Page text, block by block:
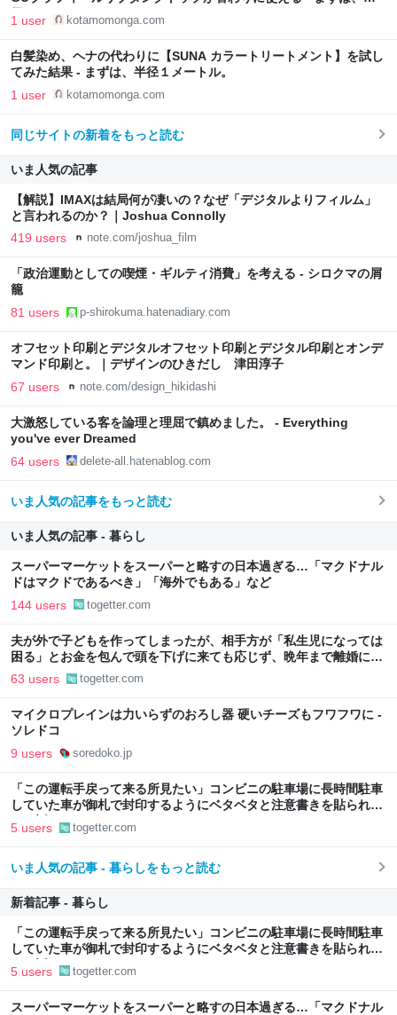
径１メートル。
1 user kotamomonga.com
白髪染め、ヘナの代わりに【SUNA カラートリートメント】を試し
てみた結果 - まずは、半径１メートル。
1 user kotamomonga.com
同じサイトの新着をもっと読む
いま人気の記事
【解説】IMAXは結局何が凄いの？なぜ「デジタルよりフィルム」
と言われるのか？｜Joshua Connolly
419 users note.com/joshua_film
「政治運動としての喫煙・ギルティ消費」を考える - シロクマの屑
籠
81 users p-shirokuma.hatenadiary.com
オフセット印刷とデジタルオフセット印刷とデジタル印刷とオンデ
マンド印刷と。｜デザインのひきだし 津田淳子
67 users note.com/design_hikidashi
大激怒している客を論理と理屈で鎮めました。 - Everything
you've ever Dreamed
64 users delete-all.hatenablog.com
いま人気の記事をもっと読む
いま人気の記事 - 暮らし
スーパーマーケットをスーパーと略すの日本過ぎる…「マクドナル
ドはマクドであるべき」「海外でもある」など
144 users togetter.com
夫が外で子どもを作ってしまったが、相手方が「私生児になっては
困る」とお金を包んで頭を下げに来ても応じず、晩年まで離婚に応
じなかった親戚の話→「一生復讐になる」「これ本人幸せなの？」
63 users togetter.com
マイクロプレインは力いらずのおろし器 硬いチーズもフワフワに -
ソレドコ
9 users soredoko.jp
「この運転手戻って来る所見たい」コンビニの駐車場に長時間駐車
していた車が御札で封印するようにベタベタと注意書きを貼られて
いた話
5 users togetter.com
いま人気の記事 - 暮らしをもっと読む
新着記事 - 暮らし
「この運転手戻って来る所見たい」コンビニの駐車場に長時間駐車
していた車が御札で封印するようにベタベタと注意書きを貼られて
いた話
5 users togetter.com
スーパーマーケットをスーパーと略すの日本過ぎる…「マクドナル